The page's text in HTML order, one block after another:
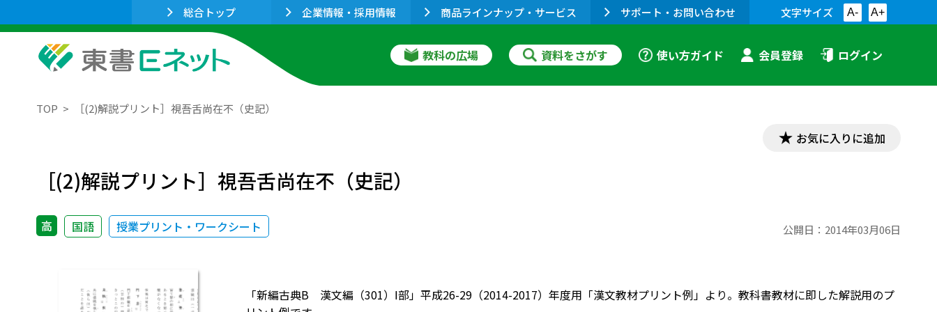
総合トップ 企業情報・採用情報 商品ラインナップ・サービス サポート・お問い合わせ 文字サイズ A- A+
教科の広場 資料をさがす 使い方ガイド 会員登録 ログイン
TOP ［(2)解説プリント］視吾舌尚在不（史記）
お気に入りに追加
［(2)解説プリント］視吾舌尚在不（史記）
高 国語 授業プリント・ワークシート 公開日： 2014年03月06日
「新編古典B 漢文編（301）Ⅰ部」平成26-29（2014-2017）年度用「漢文教材プリント例」より。教科書教材に即した解説用のプ